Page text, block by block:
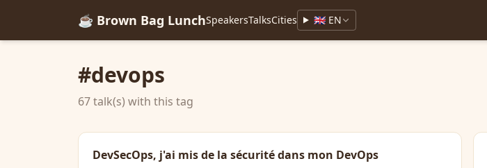
☕ Brown Bag LunchSpeakersTalksCities 🇬🇧 EN
#devops
67 talk(s) with this tag
DevSecOps, j'ai mis de la sécurité dans mon DevOps